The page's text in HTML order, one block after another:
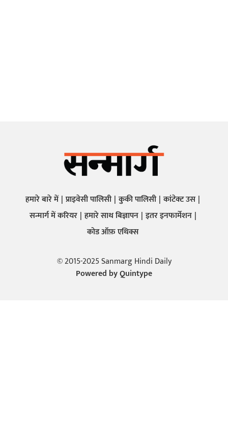
हमारे बारे में प्राइवेसी पालिसी कुकी पालिसी कांटेक्ट उस
सन्मार्ग में करियर हमारे साथ बिज्ञापन इतर इनफार्मेशन
कोड ऑफ़ एथिक्स
© 2015-2025 Sanmarg Hindi Daily
Powered byQuintype